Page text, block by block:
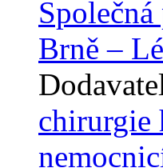
Brně –
chirurgie